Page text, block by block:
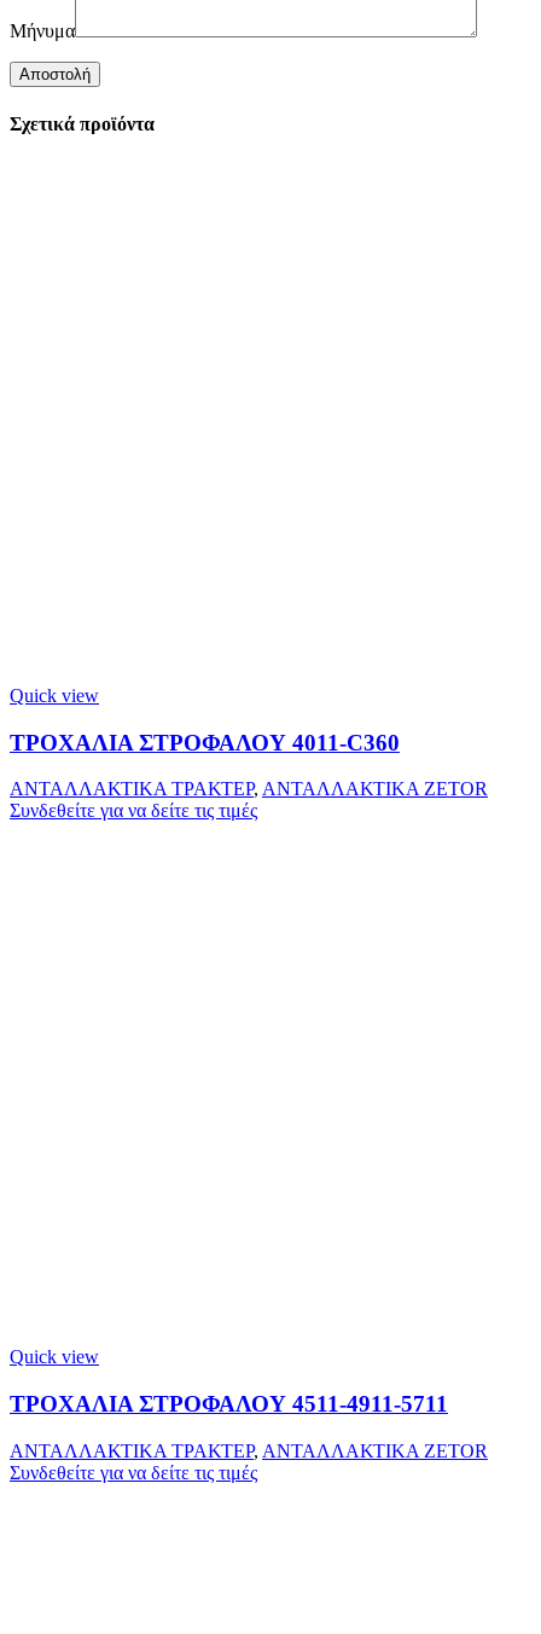
Μήνυμα
Σχετικά προϊόντα
Quick view
ΤΡΟΧΑΛΙΑ ΣΤΡΟΦΑΛΟΥ 4011-C360
ΑΝΤΑΛΛΑΚΤΙΚΑ ΤΡΑΚΤΕΡ, ΑΝΤΑΛΛΑΚΤΙΚΑ ZETOR
Συνδεθείτε για να δείτε τις τιμές
Quick view
ΤΡΟΧΑΛΙΑ ΣΤΡΟΦΑΛΟΥ 4511-4911-5711
ΑΝΤΑΛΛΑΚΤΙΚΑ ΤΡΑΚΤΕΡ, ΑΝΤΑΛΛΑΚΤΙΚΑ ZETOR
Συνδεθείτε για να δείτε τις τιμές